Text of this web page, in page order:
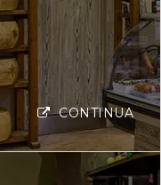
CONTINUA